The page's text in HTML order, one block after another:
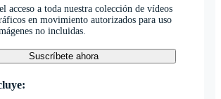
acceso a toda nuestra colección de vídeos
en movimiento autorizados para uso
no incluidas.
Suscríbete ahora